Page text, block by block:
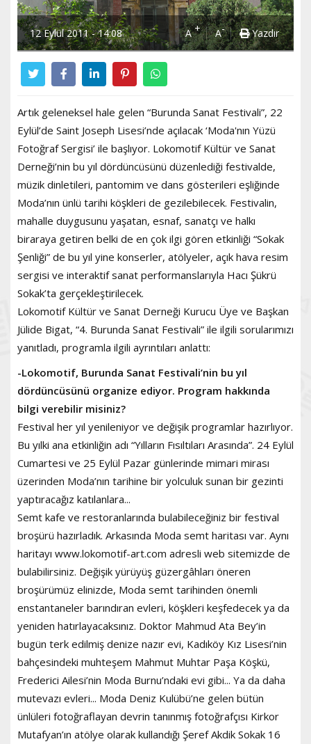
12 Eylül 2011 - 14:08 A+ A- Yazdır
Artık geleneksel hale gelen “Burunda Sanat Festivali”, 22
Eylül’de Saint Joseph Lisesi’nde açılacak ‘Moda'nın Yüzü
Fotoğraf Sergisi’ ile başlıyor. Lokomotif Kültür ve Sanat
Derneği’nin bu yıl dördüncüsünü düzenlediği festivalde,
müzik dinletileri, pantomim ve dans gösterileri eşliğinde
Moda’nın ünlü tarihi köşkleri de gezilebilecek. Festivalin,
mahalle duygusunu yaşatan, esnaf, sanatçı ve halkı
biraraya getiren belki de en çok ilgi gören etkinliği “Sokak
Şenliği” de bu yıl yine konserler, atölyeler, açık hava resim
sergisi ve interaktif sanat performanslarıyla Hacı Şükrü
Sokak’ta gerçekleştirilecek.
Lokomotif Kültür ve Sanat Derneği Kurucu Üye ve Başkan
Jülide Bigat, “4. Burunda Sanat Festivali” ile ilgili sorularımızı
yanıtladı, programla ilgili ayrıntıları anlattı:
-Lokomotif, Burunda Sanat Festivali’nin bu yıl
dördüncüsünü organize ediyor. Program hakkında
bilgi verebilir misiniz?
Festival her yıl yenileniyor ve değişik programlar hazırlıyor.
Bu yılki ana etkinliğin adı “Yılların Fısıltıları Arasında”. 24 Eylül
Cumartesi ve 25 Eylül Pazar günlerinde mimari mirası
üzerinden Moda’nın tarihine bir yolculuk sunan bir gezinti
yaptıracağız katılanlara...
Semt kafe ve restoranlarında bulabileceğiniz bir festival
broşürü hazırladık. Arkasında Moda semt haritası var. Aynı
haritayı www.lokomotif-art.com adresli web sitemizde de
bulabilirsiniz. Değişik yürüyüş güzergâhları öneren
broşürümüz elinizde, Moda semt tarihinden önemli
enstantaneler barındıran evleri, köşkleri keşfedecek ya da
yeniden hatırlayacaksınız. Doktor Mahmud Ata Bey’in
bugün terk edilmiş denize nazır evi, Kadıköy Kız Lisesi’nin
bahçesindeki muhteşem Mahmut Muhtar Paşa Köşkü,
Frederici Ailesi’nin Moda Burnu’ndaki evi gibi... Ya da daha
mutevazı evleri... Moda Deniz Kulübü’ne gelen bütün
ünlüleri fotoğraflayan devrin tanınmış fotoğrafçısı Kirkor
Mutafyan’ın atölye olarak kullandığı Şeref Akdik Sokak 16